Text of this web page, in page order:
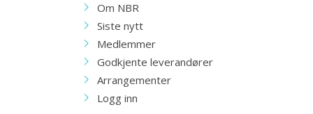
Om NBR
Siste nytt
Medlemmer
Godkjente leverandører
Arrangementer
Logg inn